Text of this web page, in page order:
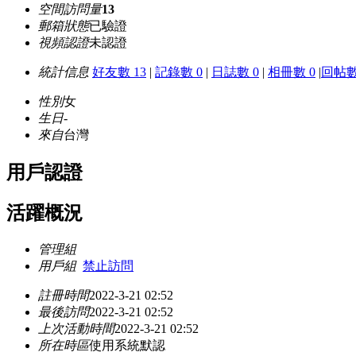
空間訪問量13
郵箱狀態已驗證
視頻認證未認證
統計信息 好友數 13 | 記錄數 0 | 日誌數 0 | 相冊數 0 |回帖
性別女
生日-
來自台灣
用戶認證
活躍概況
管理組
用戶組 禁止訪問
註冊時間2022-3-21 02:52
最後訪問2022-3-21 02:52
上次活動時間2022-3-21 02:52
所在時區使用系統默認